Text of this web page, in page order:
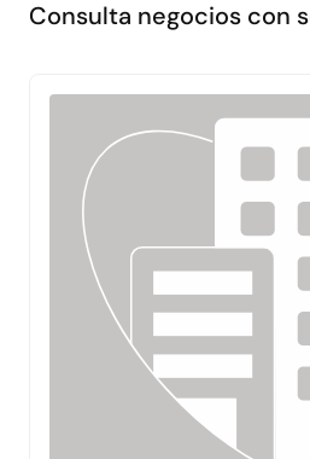
Consulta negocios con